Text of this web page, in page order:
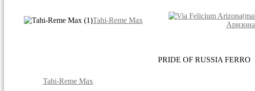
Tahi-Reme Max
Аризона
Tahi-Reme Max
PRIDE OF RUSSIA FERRO